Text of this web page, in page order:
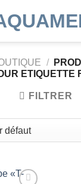
/
ETIQUETTE
FILTRER